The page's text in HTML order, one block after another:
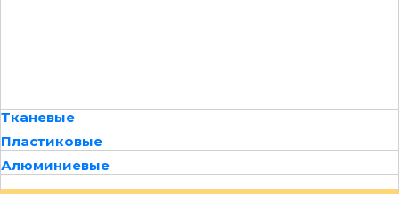
Тканевые
Пластиковые
Алюминиевые